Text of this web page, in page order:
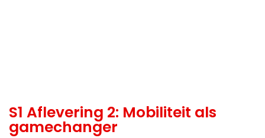
S1 Aflevering 2: Mobiliteit als
gamechanger